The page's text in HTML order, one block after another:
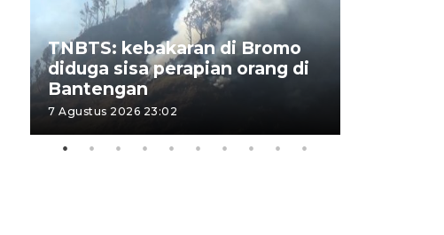
TNBTS: kebakaran di Bromo
diduga sisa perapian orang di
Bantengan
7 Agustus 2026 23:02